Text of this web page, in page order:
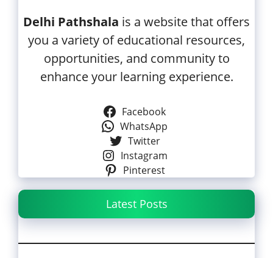
Delhi Pathshala is a website that offers
you a variety of educational resources,
opportunities, and community to
enhance your learning experience.
Facebook
WhatsApp
Twitter
Instagram
Pinterest
Latest Posts